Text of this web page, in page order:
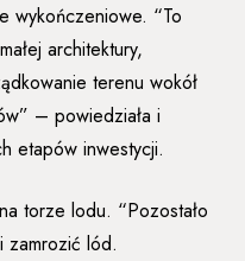
wykończeniowe. “To
architektury,
terenu wokół
– powiedziała i
etapów inwestycji.
torze lodu. “Pozostało
lód.